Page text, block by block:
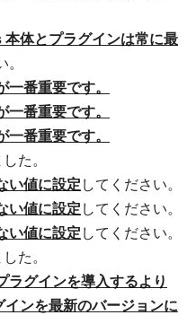
体とプラグインは常に最
番重要です。
番重要です。
番重要です。
た。
い値に設定 してください。
い値に設定 してください。
い値に設定 してください。
た。
ラグインを導入するより
ンを最新のバージョンに